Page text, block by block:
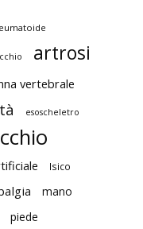
artrosi
vertebrale
esoscheletro
Isico
mano
piede